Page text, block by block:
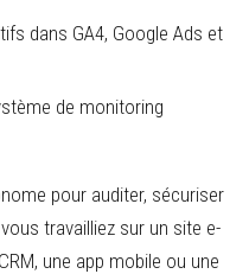
dans GA4, Google Ads et
de monitoring
pour auditer, sécuriser
travailliez sur un site e-
une app mobile ou une